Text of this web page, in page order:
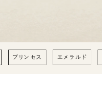
プリンセス エメラルド